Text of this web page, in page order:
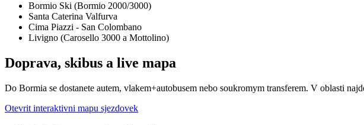
Bormio Ski (Bormio 2000/3000)
Santa Caterina Valfurva
Cima Piazzi - San Colombano
Livigno (Carosello 3000 a Mottolino)
Doprava, skibus a live mapa
Do Bormia se dostanete autem, vlakem+autobusem nebo soukromym transferem. V oblasti
Otevrit interaktivni mapu sjezdovek